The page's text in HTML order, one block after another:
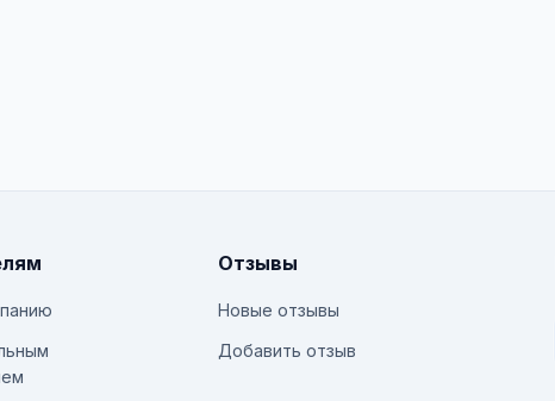
Отзывы
Новые отзывы
Добавить отзыв